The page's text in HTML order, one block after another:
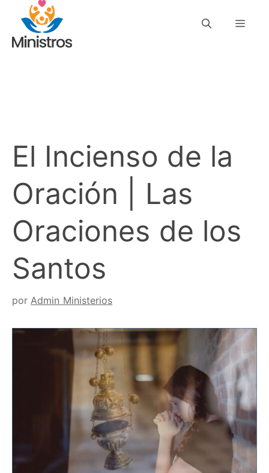
contenido
El Incienso de la
Oración | Las
Oraciones de los
Santos
porAdmin Ministerios